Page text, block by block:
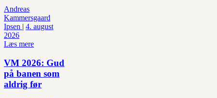
Andreas
Kammersgaard
Ipsen | 4. august
2026
Læs mere
VM 2026: Gud
på banen som
aldrig før